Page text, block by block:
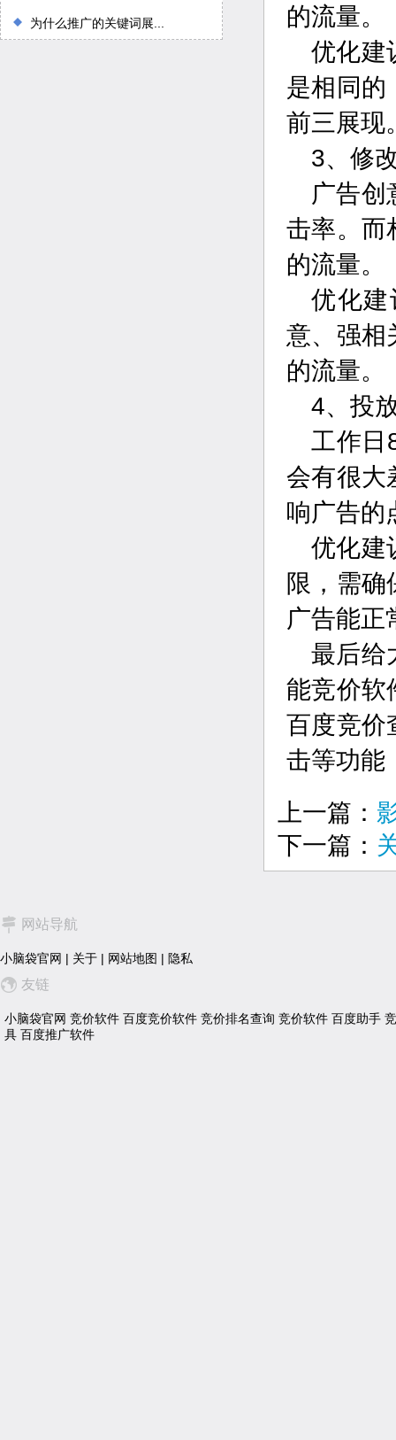
为什么推广的关键词展...
的流量。
优化建
是相同的
前三展现
3、修
广告创
击率。而
的流量。
优化建
意、强相
的流量。
4、投
工作日
会有很大
响广告的
优化建
限，需确
广告能正
最后给
能竞价软
百度竞价
击等功能
上一篇：
下一篇：
网站导航
小脑袋官网 | 关于 | 网站地图 | 隐私
友链
小脑袋官网 竞价软件 百度竞价软件 竞价排名查询 竞价软件 百度助手
具 百度推广软件